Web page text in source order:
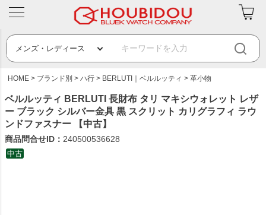
HOME ブランド別 ハ行 BERLUTI｜ベルルッティ 革小物
ベルルッティ BERLUTI 長財布 タリ マキシウォレット レザ
ー ブラック シルバー金具 黒 スクリット カリグラフィ ラウ
ンドファスナー 【中古】
商品問合せID： 240500536628
中古